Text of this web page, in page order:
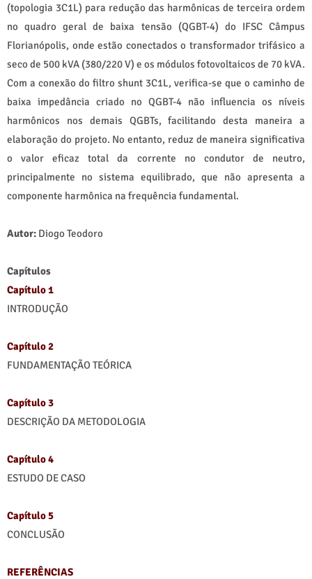
(topologia 3C1L) para redução das harmônicas de terceira ordem
no quadro geral de baixa tensão (QGBT-4) do IFSC Câmpus
Florianópolis, onde estão conectados o transformador trifásico a
seco de 500 kVA (380/220 V) e os módulos fotovoltaicos de 70 kVA.
Com a conexão do filtro shunt 3C1L, verifica-se que o caminho de
baixa impedância criado no QGBT-4 não influencia os níveis
harmônicos nos demais QGBTs, facilitando desta maneira a
elaboração do projeto. No entanto, reduz de maneira significativa
o valor eficaz total da corrente no condutor de neutro,
principalmente no sistema equilibrado, que não apresenta a
componente harmônica na frequência fundamental.
Autor: Diogo Teodoro
Capítulos
Capítulo 1
INTRODUÇÃO
Capítulo 2
FUNDAMENTAÇÃO TEÓRICA
Capítulo 3
DESCRIÇÃO DA METODOLOGIA
Capítulo 4
ESTUDO DE CASO
Capítulo 5
CONCLUSÃO
REFERÊNCIAS